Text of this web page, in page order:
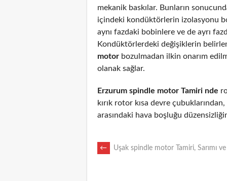
mekanik baskılar. Bunların
içindeki kondüktörlerin izolasyonu
aynı fazdaki bobinlere ve de ayrı
Kondüktörlerdeki değişiklerin
motor bozulmadan ilkin onarım
olanak sağlar.
Erzurum spindle motor Tamiri nde
kırık rotor kısa devre
arasındaki hava boşluğu
POST
← Uşak spindle motor Tamiri, Sarımı ve